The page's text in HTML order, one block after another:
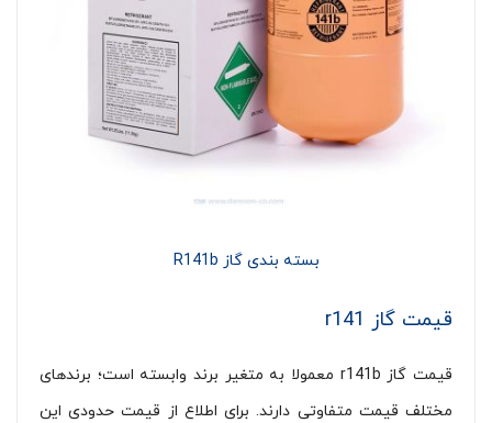
بسته بندی گاز R141b
قیمت گاز r141
قیمت گاز r141b معمولا به متغیر برند وابسته است؛ برندهای
مختلف قیمت متفاوتی دارند. برای اطلاع از قیمت حدودی این